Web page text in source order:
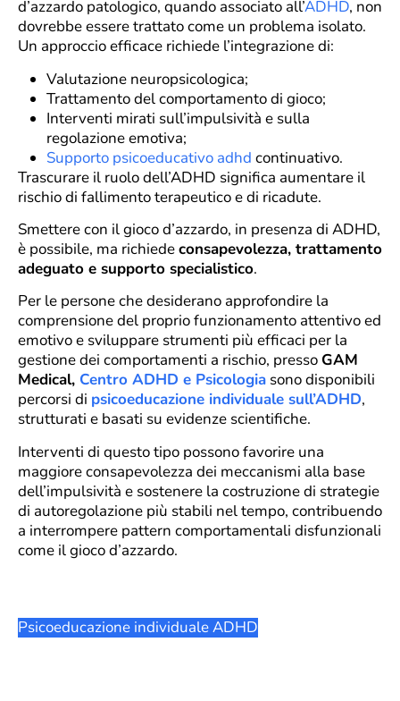
d’azzardo patologico, quando associato all’ADHD, non
dovrebbe essere trattato come un problema isolato.
Un approccio efficace richiede l’integrazione di:
Valutazione neuropsicologica;
Trattamento del comportamento di gioco;
Interventi mirati sull’impulsività e sulla
regolazione emotiva;
Supporto psicoeducativo adhd continuativo.
Trascurare il ruolo dell’ADHD significa aumentare il
rischio di fallimento terapeutico e di ricadute.
Smettere con il gioco d’azzardo, in presenza di ADHD,
è possibile, ma richiedeconsapevolezza, trattamento
adeguato e supporto specialistico.
Per le persone che desiderano approfondire la
comprensione del proprio funzionamento attentivo ed
emotivo e sviluppare strumenti più efficaci per la
gestione dei comportamenti a rischio, presso GAM
Medical, Centro ADHD e Psicologia sono disponibili
percorsi di psicoeducazione individuale sull’ADHD,
strutturati e basati su evidenze scientifiche.
Interventi di questo tipo possono favorire una
maggiore consapevolezza dei meccanismi alla base
dell’impulsività e sostenere la costruzione di strategie
di autoregolazione più stabili nel tempo, contribuendo
a interrompere pattern comportamentali disfunzionali
come il gioco d’azzardo.
Psicoeducazione individuale ADHD